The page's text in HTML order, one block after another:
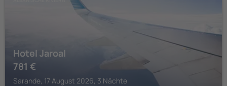
Hotel Jaroal
781 €
Sarande, 17 August 2026, 3 Nächte